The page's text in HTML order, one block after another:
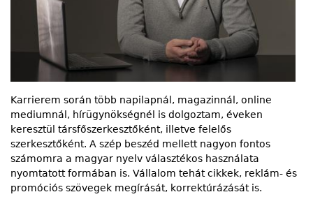
Karrierem során több napilapnál, magazinnál, online
mediumnál, hírügynökségnél is dolgoztam, éveken
keresztül társfőszerkesztőként, illetve felelős
szerkesztőként. A szép beszéd mellett nagyon fontos
számomra a magyar nyelv választékos használata
nyomtatott formában is. Vállalom tehát cikkek, reklám- és
promóciós szövegek megírását, korrektúrázását is.